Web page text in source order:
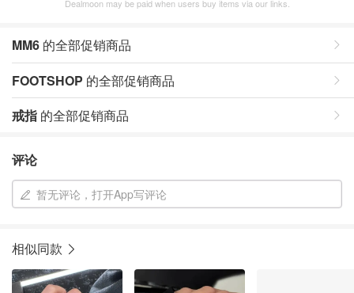
Dealmoon may be paid when users buy items via our links.
MM6 的全部促销商品
FOOTSHOP 的全部促销商品
戒指 的全部促销商品
评论
暂无评论，打开App写评论
相似同款